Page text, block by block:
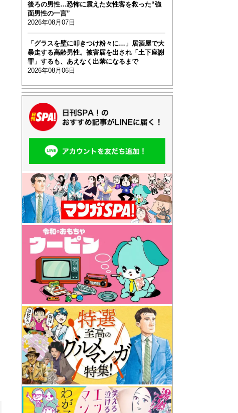
後ろの男性…恐怖に震えた女性客を救った“強
面男性の一言”
2026年08月07日
「グラスを壁に叩きつけ粉々に…」居酒屋で大
暴走する高齢男性。被害届を出され「土下座謝
罪」するも、あえなく出禁になるまで
2026年08月06日